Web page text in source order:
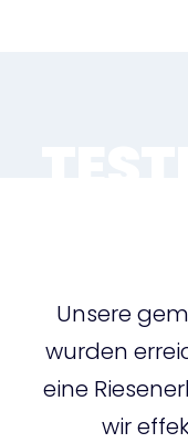
Unsere
wurden
eine
wir